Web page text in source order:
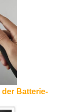
der Batterie-